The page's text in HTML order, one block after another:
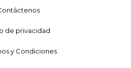
de privacidad
y Condiciones